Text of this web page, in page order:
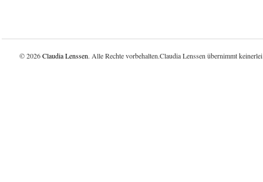
© 2026Claudia Lenssen. Alle Rechte vorbehalten.Claudia Lenssen übernimmt